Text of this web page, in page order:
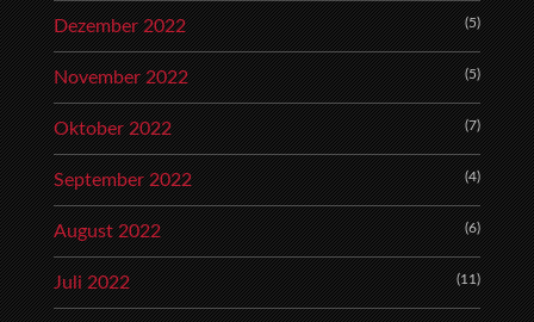
Dezember 2022 (5)
November 2022 (5)
Oktober 2022 (7)
September 2022 (4)
August 2022 (6)
Juli 2022 (11)